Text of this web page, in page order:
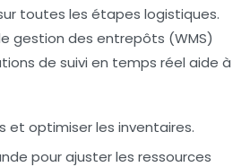
toutes les étapes logistiques.
gestion des entrepôts (WMS)
de suivi en temps réel aide à
et optimiser les inventaires.
pour ajuster les ressources